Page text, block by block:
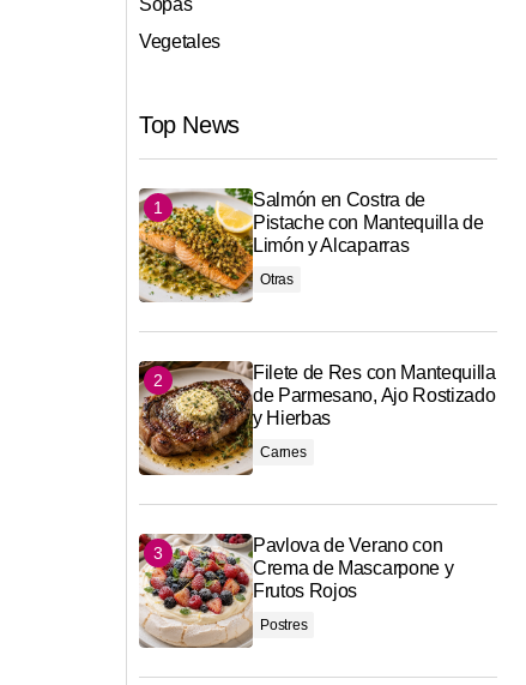
Sopas
Vegetales
Top News
Salmón en Costra de
Pistache con Mantequilla de
Limón y Alcaparras
Otras
Filete de Res con Mantequilla
de Parmesano, Ajo Rostizado
y Hierbas
Carnes
Pavlova de Verano con
Crema de Mascarpone y
Frutos Rojos
Postres